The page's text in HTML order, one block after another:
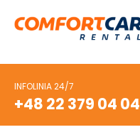
INFOLINIA 24/7
+48 22 379 04 04